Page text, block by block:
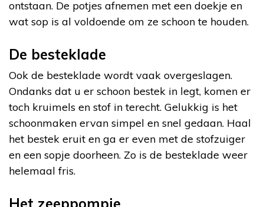
ontstaan. De potjes afnemen met een doekje en
wat sop is al voldoende om ze schoon te houden.
De besteklade
Ook de besteklade wordt vaak overgeslagen.
Ondanks dat u er schoon bestek in legt, komen er
toch kruimels en stof in terecht. Gelukkig is het
schoonmaken ervan simpel en snel gedaan. Haal
het bestek eruit en ga er even met de stofzuiger
en een sopje doorheen. Zo is de besteklade weer
helemaal fris.